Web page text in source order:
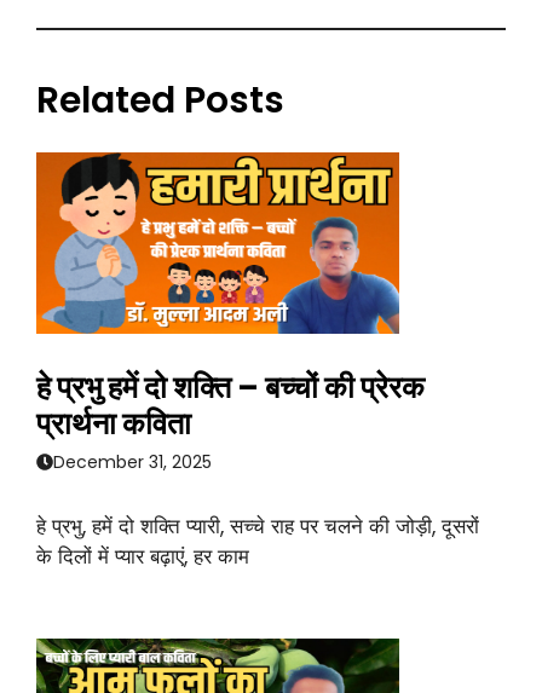
Related Posts
हे प्रभु हमें दो शक्ति – बच्चों की प्रेरक
प्रार्थना कविता
December 31, 2025
हे प्रभु, हमें दो शक्ति प्यारी, सच्चे राह पर चलने की जोड़ी, दूसरों
के दिलों में प्यार बढ़ाएं, हर काम